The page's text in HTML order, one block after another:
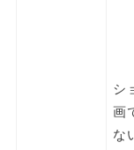
シ
画
な